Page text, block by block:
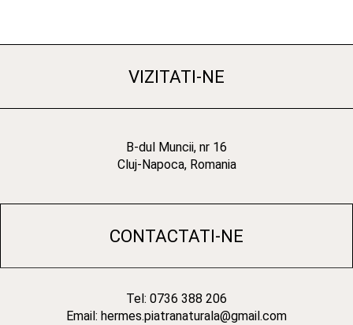
VIZITATI-NE
B-dul Muncii, nr 16
Cluj-Napoca, Romania
CONTACTATI-NE
Tel: 0736 388 206
Email: hermes.piatranaturala@gmail.com